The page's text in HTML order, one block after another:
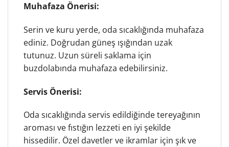
Muhafaza Önerisi:
Serin ve kuru yerde, oda sıcaklığında muhafaza
ediniz. Doğrudan güneş ışığından uzak
tutunuz. Uzun süreli saklama için
buzdolabında muhafaza edebilirsiniz.
Servis Önerisi:
Oda sıcaklığında servis edildiğinde tereyağının
aroması ve fıstığın lezzeti en iyi şekilde
hissedilir. Özel davetler ve ikramlar için şık ve